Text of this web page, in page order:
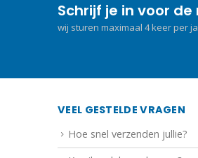
Schrijf je in voor
wij sturen maximaal 4 keer per
VEEL GESTELDE VRAGEN
Hoe snel verzenden jullie?